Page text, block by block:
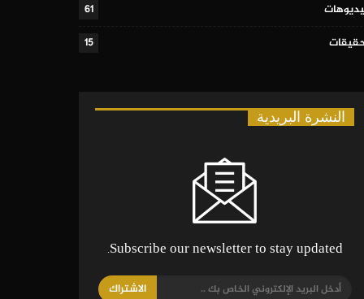
61
15
النشرة البريدية
Subscribe our newsletter to stay updated.
الاشتراك